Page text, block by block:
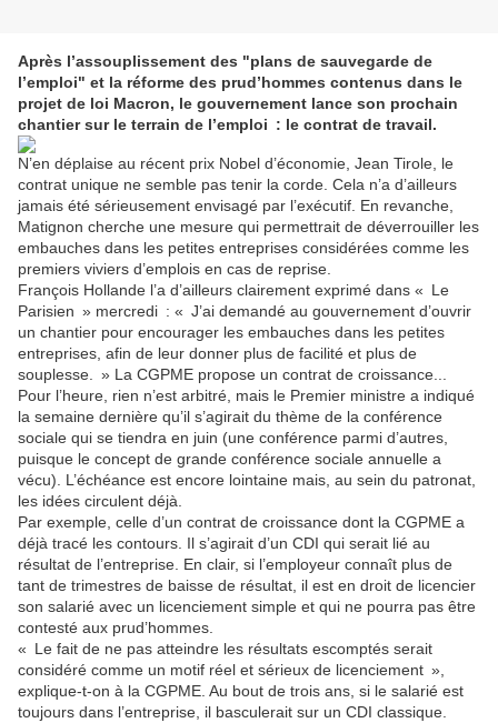
Après l’assouplissement des "plans de sauvegarde de
l’emploi" et la réforme des prud’hommes contenus dans le
projet de loi Macron, le gouvernement lance son prochain
chantier sur le terrain de l’emploi : le contrat de travail.
N’en déplaise au récent prix Nobel d’économie, Jean Tirole, le
contrat unique ne semble pas tenir la corde. Cela n’a d’ailleurs
jamais été sérieusement envisagé par l’exécutif. En revanche,
Matignon cherche une mesure qui permettrait de déverrouiller les
embauches dans les petites entreprises considérées comme les
premiers viviers d’emplois en cas de reprise.
François Hollande l’a d’ailleurs clairement exprimé dans « Le
Parisien » mercredi : « J’ai demandé au gouvernement d’ouvrir
un chantier pour encourager les embauches dans les petites
entreprises, afin de leur donner plus de facilité et plus de
souplesse. » La CGPME propose un contrat de croissance...
Pour l’heure, rien n’est arbitré, mais le Premier ministre a indiqué
la semaine dernière qu’il s’agirait du thème de la conférence
sociale qui se tiendra en juin (une conférence parmi d’autres,
puisque le concept de grande conférence sociale annuelle a
vécu). L’échéance est encore lointaine mais, au sein du patronat,
les idées circulent déjà.
Par exemple, celle d’un contrat de croissance dont la CGPME a
déjà tracé les contours. Il s’agirait d’un CDI qui serait lié au
résultat de l’entreprise. En clair, si l’employeur connaît plus de
tant de trimestres de baisse de résultat, il est en droit de licencier
son salarié avec un licenciement simple et qui ne pourra pas être
contesté aux prud’hommes.
« Le fait de ne pas atteindre les résultats escomptés serait
considéré comme un motif réel et sérieux de licenciement »,
explique-t-on à la CGPME. Au bout de trois ans, si le salarié est
toujours dans l’entreprise, il basculerait sur un CDI classique.